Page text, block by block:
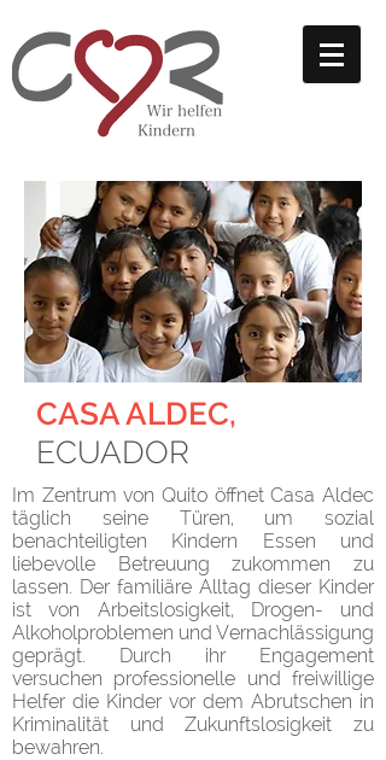
CASA ALDEC,
ECUADOR
Im Zentrum von Quito öffnet Casa Aldec
täglich seine Türen, um sozial
benachteiligten Kindern Essen und
liebevolle Betreuung zukommen zu
lassen. Der familiäre Alltag dieser Kinder
ist von Arbeitslosigkeit, Drogen- und
Alkoholproblemen und Vernachlässigung
geprägt. Durch ihr Engagement
versuchen professionelle und freiwillige
Helfer die Kinder vor dem Abrutschen in
Kriminalität und Zukunftslosigkeit zu
bewahren.